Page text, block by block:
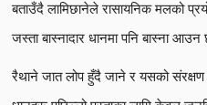
बताउँदै लामिछानेले रासायनिक मलको
जस्ता बास्नादार धानमा पनि बास्ना
रैथाने जात लोप हुँदै जाने र यसको